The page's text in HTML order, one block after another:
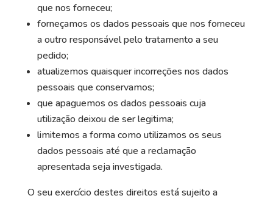
que nos forneceu;
forneçamos os dados pessoais que nos forneceu
a outro responsável pelo tratamento a seu
pedido;
atualizemos quaisquer incorreções nos dados
pessoais que conservamos;
que apaguemos os dados pessoais cuja
utilização deixou de ser legitima;
limitemos a forma como utilizamos os seus
dados pessoais até que a reclamação
apresentada seja investigada.
O seu exercício destes direitos está sujeito a